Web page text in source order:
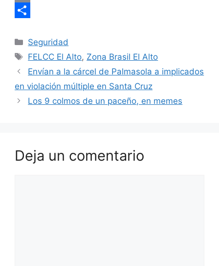
o
k
s
p
p
e
r
g
r
a
m
t
e
e
s
E
a
i
o
m
p
a
r
Categorías
Seguridad
Etiquetas
FELCC El Alto, Zona Brasil El Alto
Envían a la cárcel de Palmasola a implicados
en violación múltiple en Santa Cruz
Los 9 colmos de un paceño, en memes
Deja un comentario